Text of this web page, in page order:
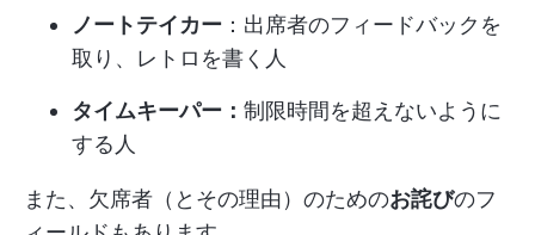
ノートテイカー ：出席者のフィードバックを
取り、レトロを書く人
タイムキーパー： 制限時間を超えないように
する人
また、欠席者（とその理由）のためのお詫びのフ